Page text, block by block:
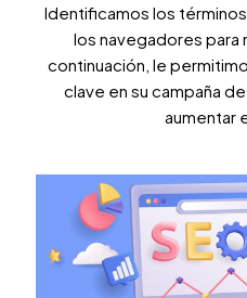
Identificamos los
los navegadores para
continuación, le
clave en su campaña
aumentar